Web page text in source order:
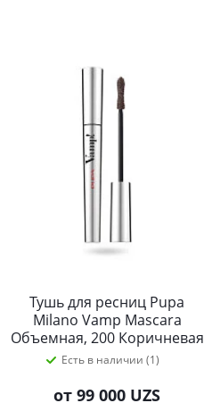
Тушь для ресниц Pupa
Milano Vamp Mascara
Объемная, 200 Коричневая
9 мл
Есть в наличии (1)
от99 000 UZS